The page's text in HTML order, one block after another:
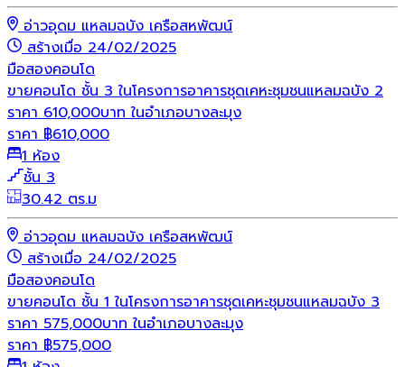
อ่าวอุดม แหลมฉบัง เครือสหพัฒน์
สร้างเมื่อ 24/02/2025
มือสองคอนโด
ขายคอนโด ชั้น 3 ในโครงการอาคารชุดเคหะชุมชนแหลมฉบัง 2
ราคา 610,000บาท ในอำเภอบางละมุง
ราคา ฿610,000
1 ห้อง
ชั้น 3
30.42 ตร.ม
อ่าวอุดม แหลมฉบัง เครือสหพัฒน์
สร้างเมื่อ 24/02/2025
มือสองคอนโด
ขายคอนโด ชั้น 1 ในโครงการอาคารชุดเคหะชุมชนแหลมฉบัง 3
ราคา 575,000บาท ในอำเภอบางละมุง
ราคา ฿575,000